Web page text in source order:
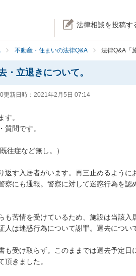
法律相談を投稿す
不動産・住まいの法律Q&A 法律Q&A「
・立退きについて。
更新日時： 2021年2月5日 07:14
す。
質問です。
往症など無し。）
返す入居者がいます。再三止めるように
察にも通報。警察に対して迷惑行為を認
も苦情を受けているため、施設は当該入
人は迷惑行為について謝罪。退去につい
も受け取らず。このままでは退去予定
頂きました。